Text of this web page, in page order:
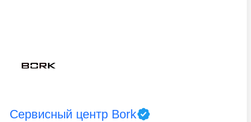
Сервисный центр Bork